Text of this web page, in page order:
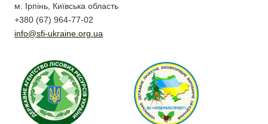
м. Ірпінь, Київська область
+380 (67) 964-77-02
info@sfi-ukraine.org.ua